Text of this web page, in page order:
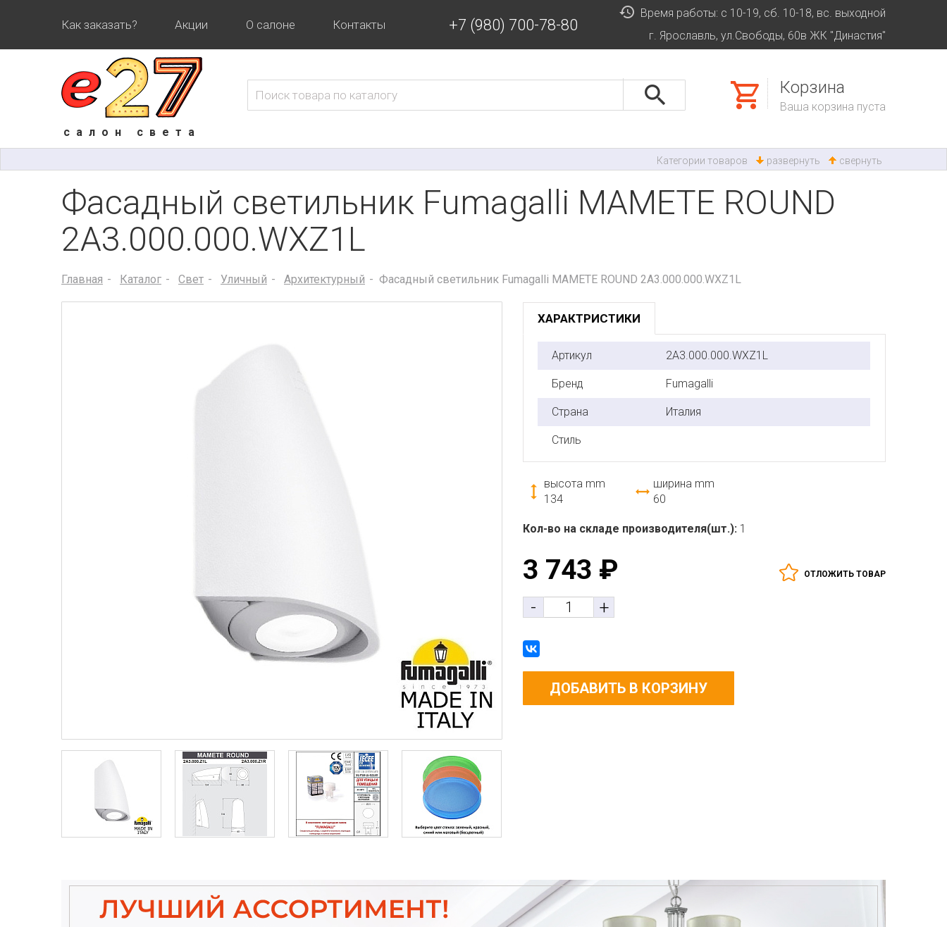
Как заказать? Акции О салоне Контакты +7 (980) 700-78-80
Время работы: с 10-19, сб. 10-18, вс. выходной
г. Ярославль, ул.Свободы, 60в ЖК "Династия"
салон света
Корзина
Ваша корзина пуста
Категории товаров развернуть свернуть
Фасадный светильник Fumagalli MAMETE ROUND
2A3.000.000.WXZ1L
Главная Каталог Свет Уличный Архитектурный Фасадный светильник Fumagalli MAMETE ROUND 2A3.000.000.WXZ1L
ХАРАКТРИСТИКИ
Артикул 2A3.000.000.WXZ1L
Бренд Fumagalli
Страна Италия
Стиль
высота mm
134
ширина mm
60
Кол-во на складе производителя(шт.): 1
3 743 ₽
- +
ОТЛОЖИТЬ ТОВАР
ДОБАВИТЬ В КОРЗИНУ